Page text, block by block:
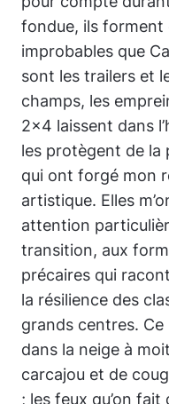
fondue, ils forment
improbables que
sont les trailers et
champs, les
2×4 laissent dans
les protègent de la
qui ont forgé mon
artistique. Elles
attention
transition, aux
précaires qui
la résilience des
grands centres. Ce
dans la neige à
carcajou et de
; les feux qu’on